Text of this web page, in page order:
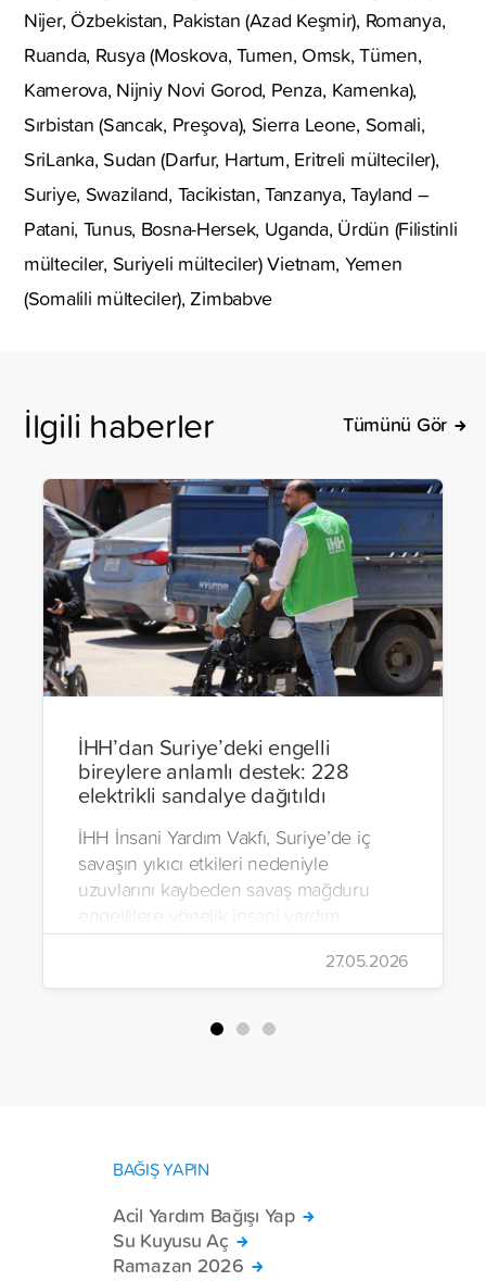
Nijer, Özbekistan, Pakistan (Azad Keşmir), Romanya,
Ruanda, Rusya (Moskova, Tumen, Omsk, Tümen,
Kamerova, Nijniy Novi Gorod, Penza, Kamenka),
Sırbistan (Sancak, Preşova), Sierra Leone, Somali,
SriLanka, Sudan (Darfur, Hartum, Eritreli mülteciler),
Suriye, Swaziland, Tacikistan, Tanzanya, Tayland –
Patani, Tunus, Bosna-Hersek, Uganda, Ürdün (Filistinli
mülteciler, Suriyeli mülteciler) Vietnam, Yemen
(Somalili mülteciler), Zimbabve
İlgili haberler Tümünü Gör
İHH’dan Suriye’deki engelli
bireylere anlamlı destek: 228
elektrikli sandalye dağıtıldı
İHH İnsani Yardım Vakfı, Suriye’de iç
savaşın yıkıcı etkileri nedeniyle
uzuvlarını kaybeden savaş mağduru
engellilere yönelik insani yardım
çalışmalarını aralıksız sürdürüyor. Vakıf,
yürütülen son projeyle Suriye’nin Şam,
Halep, Hama, Humus ve İdlib
bölgelerinde zor şartlarda yaşayan
27.05.2026
BAĞIŞ YAPIN
Acil Yardım Bağışı Yap
Su Kuyusu Aç
Ramazan 2026